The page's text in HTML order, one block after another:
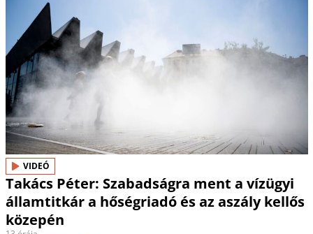
VIDEÓ
Takács Péter: Szabadságra ment a vízügyi
államtitkár a hőségriadó és az aszály kellős
közepén